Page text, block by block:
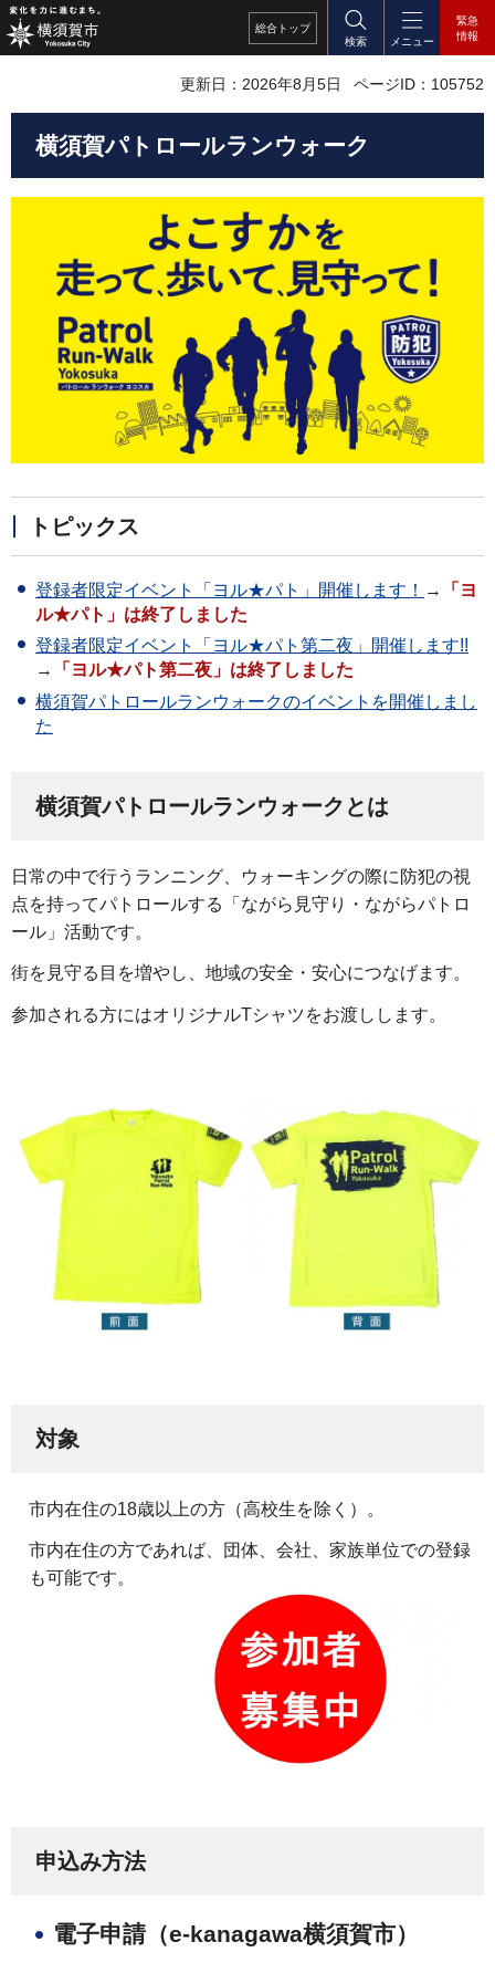
総合 トップ
検索
メニュー
緊急
情報
更新日：2026年8月5日 ページID：105752
横須賀パトロールランウォーク
トピックス
登録者限定イベント「ヨル★パト」開催します！ →
「ヨ
ル★パト」は終了しました
登録者限定イベント「ヨル★パト第二夜」開催します!!
→
「ヨル★パト第二夜」は終了しました
横須賀パトロールランウォークのイベントを開催しまし
た
横須賀パトロールランウォークとは
日常の中で行うランニング、ウォーキングの際に防犯の視
点を持ってパトロールする「ながら見守り・ながらパトロ
ール」活動です。
街を見守る目を増やし、地域の安全・安心につなげます。
参加される方にはオリジナルTシャツをお渡しします。
対象
市内在住の18歳以上の方（高校生を除く）。
市内在住の方であれば、団体、会社、家族単位での登録
も可能です。
申込み方法
電子申請（e-kanagawa横須賀市）